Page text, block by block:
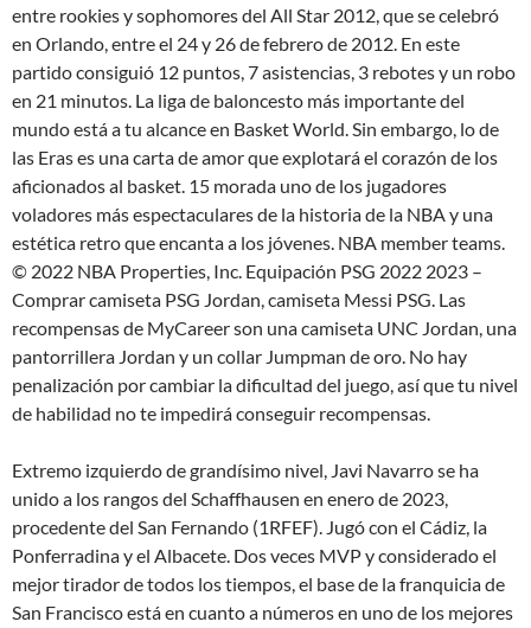
entre rookies y sophomores del All Star 2012, que se celebró
en Orlando, entre el 24 y 26 de febrero de 2012. En este
partido consiguió 12 puntos, 7 asistencias, 3 rebotes y un robo
en 21 minutos. La liga de baloncesto más importante del
mundo está a tu alcance en Basket World. Sin embargo, lo de
las Eras es una carta de amor que explotará el corazón de los
aficionados al basket. 15 morada uno de los jugadores
voladores más espectaculares de la historia de la NBA y una
estética retro que encanta a los jóvenes. NBA member teams.
© 2022 NBA Properties, Inc. Equipación PSG 2022 2023 –
Comprar camiseta PSG Jordan, camiseta Messi PSG. Las
recompensas de MyCareer son una camiseta UNC Jordan, una
pantorrillera Jordan y un collar Jumpman de oro. No hay
penalización por cambiar la dificultad del juego, así que tu nivel
de habilidad no te impedirá conseguir recompensas.
Extremo izquierdo de grandísimo nivel, Javi Navarro se ha
unido a los rangos del Schaffhausen en enero de 2023,
procedente del San Fernando (1RFEF). Jugó con el Cádiz, la
Ponferradina y el Albacete. Dos veces MVP y considerado el
mejor tirador de todos los tiempos, el base de la franquicia de
San Francisco está en cuanto a números en uno de los mejores